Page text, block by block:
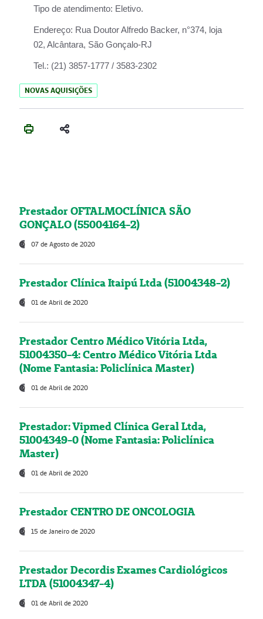
Tipo de atendimento: Eletivo.
Endereço: Rua Doutor Alfredo Backer, n°374, loja
02, Alcântara, São Gonçalo-RJ
Tel.: (21) 3857-1777 / 3583-2302
NOVAS AQUISIÇÕES
Prestador OFTALMOCLÍNICA SÃO
GONÇALO (55004164-2)
07 de Agosto de 2020
Prestador Clínica Itaipú Ltda (51004348-2)
01 de Abril de 2020
Prestador Centro Médico Vitória Ltda,
51004350-4: Centro Médico Vitória Ltda
(Nome Fantasia: Policlínica Master)
01 de Abril de 2020
Prestador: Vipmed Clínica Geral Ltda,
51004349-0 (Nome Fantasia: Policlínica
Master)
01 de Abril de 2020
Prestador CENTRO DE ONCOLOGIA
15 de Janeiro de 2020
Prestador Decordis Exames Cardiológicos
LTDA (51004347-4)
01 de Abril de 2020